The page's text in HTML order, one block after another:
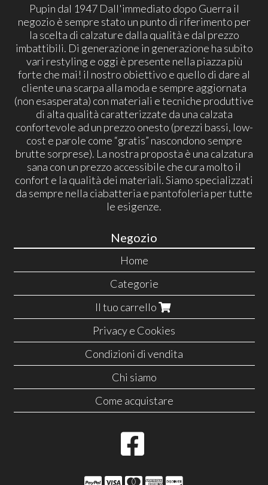
Pupin dal 1947 Dall'immediato dopo Guerra il
negozio è sempre stato un punto di riferimento per
la scelta di calzature dalla qualità e dal prezzo
imbattibili. Di generazione in generazione ha subito
vari restyling e oggi è presente nella piazza più
forte che mai! il nostro obiettivo e quello di dare al
cliente una scarpa alla moda e sempre aggiornata
(non esasperata) con materiali e tecniche produttive
di alta qualità caratterizzate da una calzata
confortevole ad un prezzo onesto (prezzi bassi, low-
cost e parole come “gratis” nascondono sempre
brutte sorprese). La nostra proposta è una calzatura
sana con un prezzo accessibile che cura molto il
confort e la qualità dei materiali. Siamo specializzati
da sempre nella ciabatteria e pantofoleria per tutte
le esigenze.
Negozio
Home
Categorie
Il tuo carrello
Privacy e Cookies
Condizioni di vendita
Chi siamo
Come acquistare